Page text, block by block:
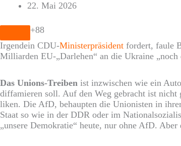
22. Mai 2026
+88
Irgendein CDU-Ministerpräsident fordert, faule
Milliarden EU-„Darlehen“ an die Ukraine
Das Unions-Treiben ist inzwischen wie ein
diffamieren soll. Auf den Weg gebracht ist nicht
liken. Die AfD, behaupten die Unionisten in
Staat so wie in der DDR oder im
„unsere Demokratie“ heute, nur ohne AfD.